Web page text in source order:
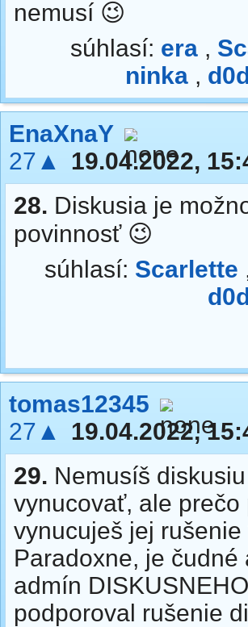
nemusí 😉
súhlasí: era ,
ninka ,
EnaXnaY
27▲
19.04.2022,
28. Diskusia je
povinnosť 😉
súhlasí: Scarlette
tomas12345
27▲
19.04.2022,
29. Nemusíš diskusiu
vynucovať, ale prečo
vynucuješ jej rušenie
Paradoxne, je čudné
admín
podporoval rušenie